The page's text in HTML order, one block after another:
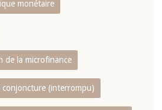
monétaire
de la microfinance
conjoncture (interrompu)